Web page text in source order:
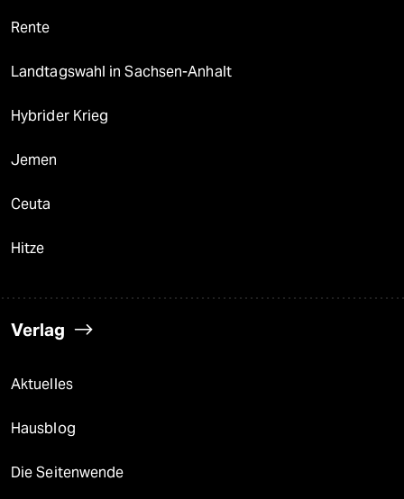
Rente
Landtagswahl in Sachsen-Anhalt
Hybrider Krieg
Jemen
Ceuta
Hitze
Verlag
Aktuelles
Hausblog
Die Seitenwende